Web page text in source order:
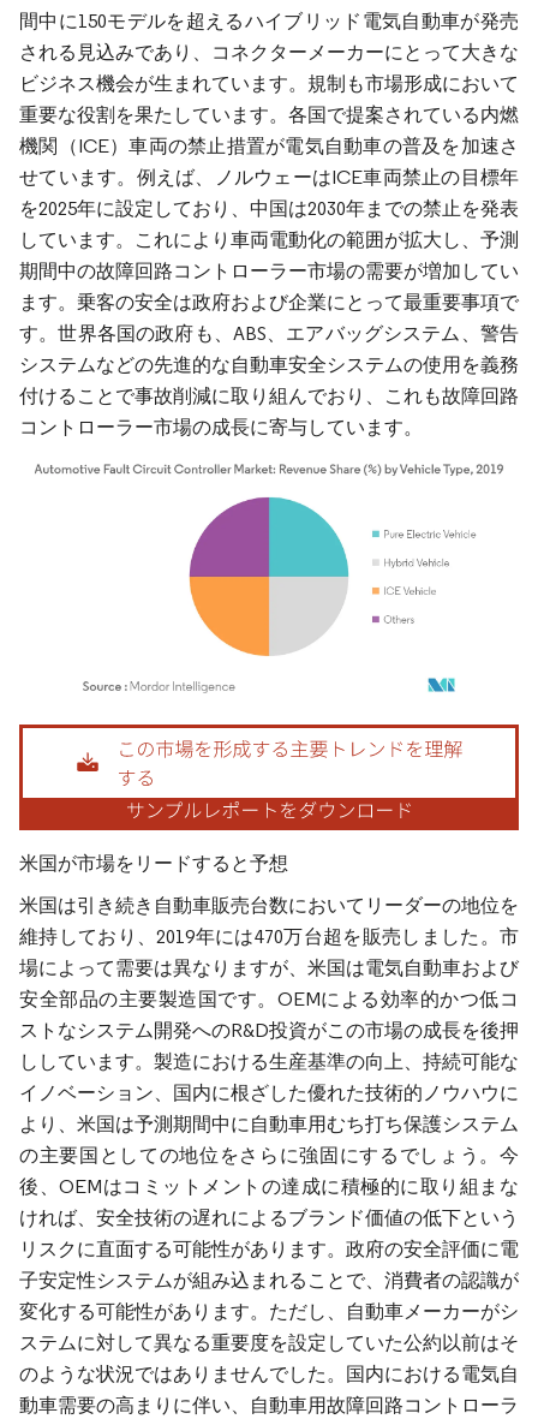
間中に150モデルを超えるハイブリッド電気自動車が発売
される見込みであり、コネクターメーカーにとって大きな
ビジネス機会が生まれています。規制も市場形成において
重要な役割を果たしています。各国で提案されている内燃
機関（ICE）車両の禁止措置が電気自動車の普及を加速さ
せています。例えば、ノルウェーはICE車両禁止の目標年
を2025年に設定しており、中国は2030年までの禁止を発表
しています。これにより車両電動化の範囲が拡大し、予測
期間中の故障回路コントローラー市場の需要が増加してい
ます。乗客の安全は政府および企業にとって最重要事項で
す。世界各国の政府も、ABS、エアバッグシステム、警告
システムなどの先進的な自動車安全システムの使用を義務
付けることで事故削減に取り組んでおり、これも故障回路
コントローラー市場の成長に寄与しています。
画像 © Mordor Intelligence。再利用にはCC BY 4.0の表示が必要です。
米国が市場をリードすると予想
米国は引き続き自動車販売台数においてリーダーの地位を
維持しており、2019年には470万台超を販売しました。市
場によって需要は異なりますが、米国は電気自動車および
安全部品の主要製造国です。OEMによる効率的かつ低コ
ストなシステム開発へのR&D投資がこの市場の成長を後押
ししています。製造における生産基準の向上、持続可能な
イノベーション、国内に根ざした優れた技術的ノウハウに
より、米国は予測期間中に自動車用むち打ち保護システム
の主要国としての地位をさらに強固にするでしょう。今
後、OEMはコミットメントの達成に積極的に取り組まな
ければ、安全技術の遅れによるブランド価値の低下という
リスクに直面する可能性があります。政府の安全評価に電
子安定性システムが組み込まれることで、消費者の認識が
変化する可能性があります。ただし、自動車メーカーがシ
ステムに対して異なる重要度を設定していた公約以前はそ
のような状況ではありませんでした。国内における電気自
動車需要の高まりに伴い、自動車用故障回路コントローラ